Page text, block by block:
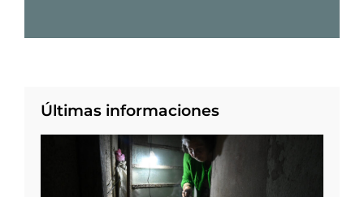
Últimas informaciones